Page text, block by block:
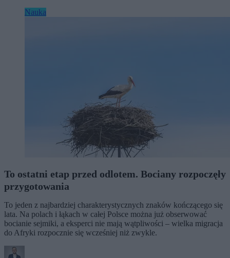
Nauka
To ostatni etap przed odlotem. Bociany rozpoczęły
przygotowania
To jeden z najbardziej charakterystycznych znaków kończącego się
lata. Na polach i łąkach w całej Polsce można już obserwować
bocianie sejmiki, a eksperci nie mają wątpliwości – wielka migracja
do Afryki rozpocznie się wcześniej niż zwykle.